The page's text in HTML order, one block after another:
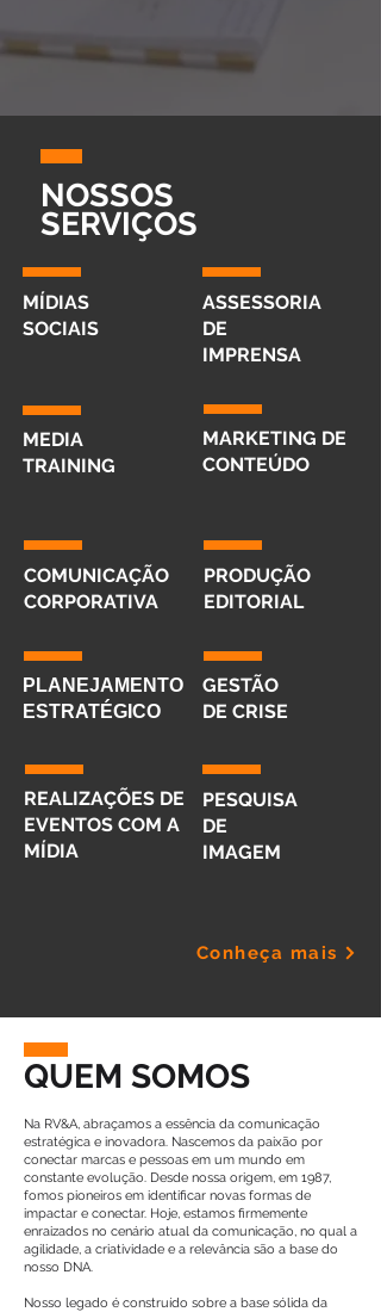
NOSSOS
SERVIÇOS
MÍDIAS
SOCIAIS
MEDIA
TRAINING
ASSESSORIA
DE
IMPRENSA
MARKETING DE
CONTEÚDO
COMUNICAÇÃO
CORPORATIVA
PLANEJAMENTO
ESTRATÉGICO
PRODUÇÃO
EDITORIAL
GESTÃO
DE CRISE
REALIZAÇÕES DE
EVENTOS COM A
MÍDIA
PESQUISA
DE
IMAGEM
Conheça mais
QUEM SOMOS
Na RV&A, abraçamos a essência da comunicação
estratégica e inovadora. Nascemos da paixão por
conectar marcas e pessoas em um mundo em
constante evolução. Desde nossa origem, em 1987,
fomos pioneiros em identificar novas formas de
impactar e conectar. Hoje, estamos firmemente
enraizados no cenário atual da comunicação, no qual a
agilidade, a criatividade e a relevância são a base do
nosso DNA.
Nosso legado é construído sobre a base sólida da